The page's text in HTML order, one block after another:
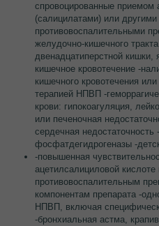
спровоцированные приемом
(салицилатами) или
противовоспалительными
желудочно-кишечного
двенадцатиперстной кишки,
кишечное кровотечение -
кишечного кровотечения
терапией НПВП -
крови: гипокоагуляция,
или печеночная
сердечная
фосфатдегидрогеназы -
-повышенная
ацетилсалициловой
противовоспалительным
компонентам препарата -
НПВП, включая
-бронхиальная астма,